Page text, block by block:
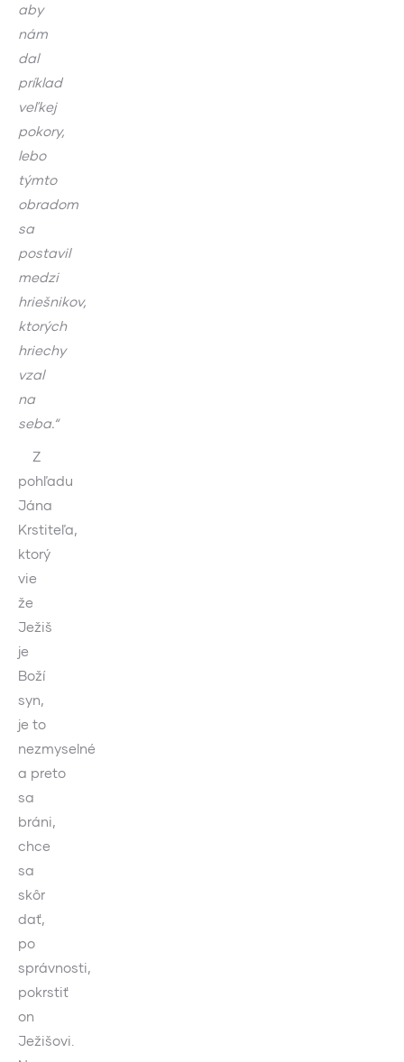
aby
nám
dal
príklad
veľkej
pokory,
lebo
týmto
obradom
sa
postavil
medzi
hriešnikov,
ktorých
hriechy
vzal
na
seba.“
Z
pohľadu
Jána
Krstiteľa,
ktorý
vie
že
Ježiš
je
Boží
syn,
je to
nezmyselné
a preto
sa
bráni,
chce
sa
skôr
dať,
po
správnosti,
pokrstiť
on
Ježišovi.